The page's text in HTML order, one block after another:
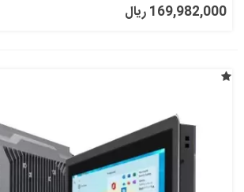
169,982,000 ریال